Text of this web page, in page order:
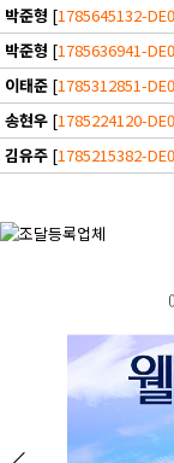
박준형 [1785645132-
박준형 [1785636941-
이태준 [1785312851-
송현우 [1785224120-
김유주 [1785215382-